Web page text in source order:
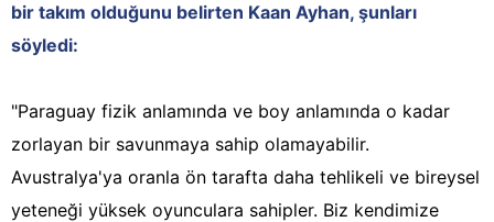
bir takım olduğunu belirten Kaan Ayhan, şunları
söyledi:
"Paraguay fizik anlamında ve boy anlamında o kadar
zorlayan bir savunmaya sahip olamayabilir.
Avustralya'ya oranla ön tarafta daha tehlikeli ve bireysel
yeteneği yüksek oyunculara sahipler. Biz kendimize